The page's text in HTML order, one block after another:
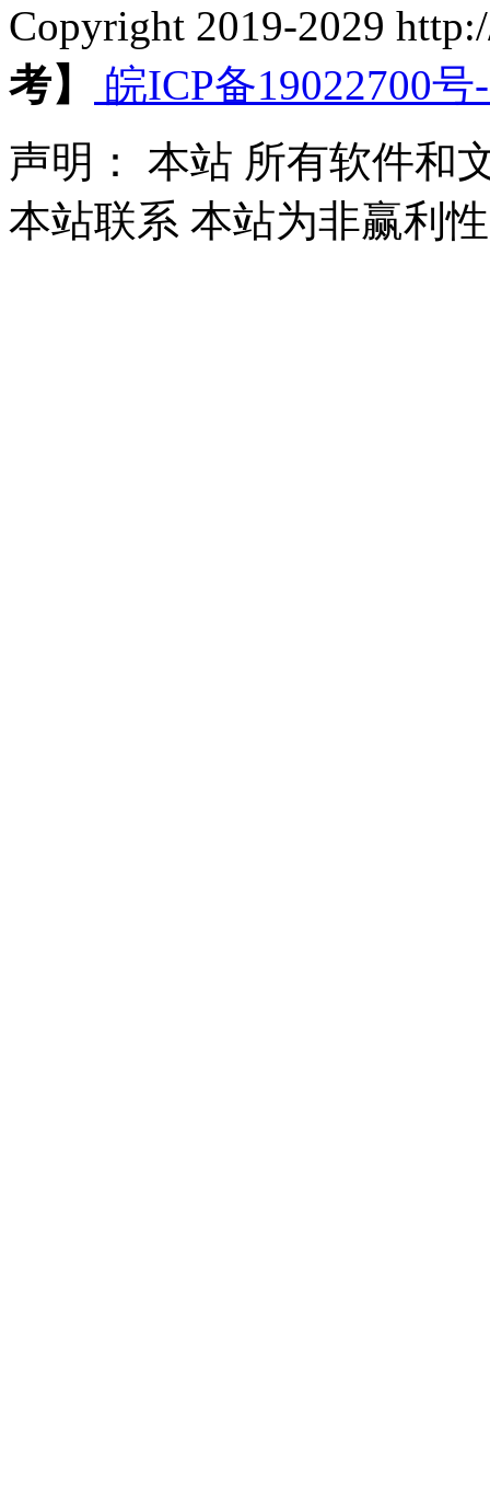
Copyright 2019-2029
考】
皖ICP备19022700号
声明： 本站 所有软件和
本站联系 本站为非赢利